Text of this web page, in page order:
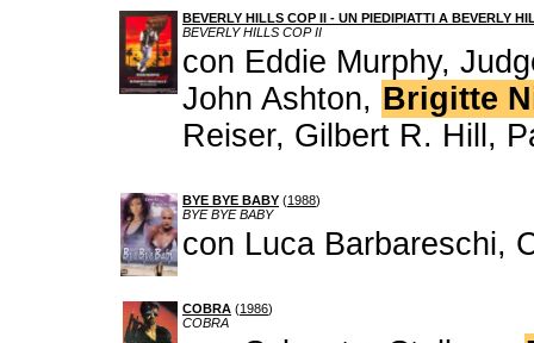
BEVERLY HILLS COP II - UN PIEDIPIATTI A BEVERLY
BEVERLY HILLS COP II
con Eddie Murphy,
John Ashton, Brigitte
Reiser, Gilbert R. Hill,
BYE BYE BABY (1988)
BYE BYE BABY
con Luca Barbareschi,
COBRA (1986)
COBRA